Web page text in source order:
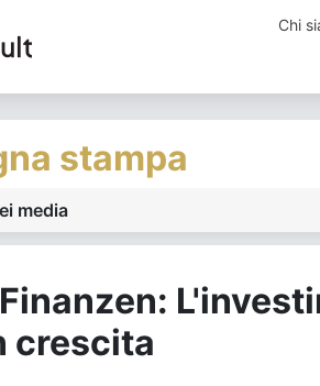
Chi
stampa
media
crescita